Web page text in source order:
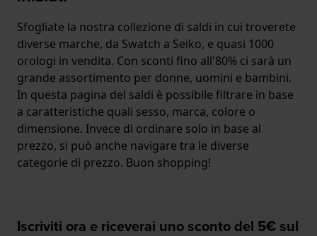
Sfogliate la nostra collezione di saldi in cui troverete
diverse marche, da Swatch a Seiko, e quasi 1000
orologi in vendita. Con sconti fino all'80% ci sarà un
grande assortimento per donne, uomini e bambini.
In questa pagina del saldi è possibile filtrare in base
a caratteristiche quali sesso, marca, colore o
dimensione. Invece di ordinare solo in base al
prezzo, si può anche navigare tra le diverse
categorie di prezzo. Buon shopping!
Iscriviti ora e riceverai uno sconto del 5€ sul